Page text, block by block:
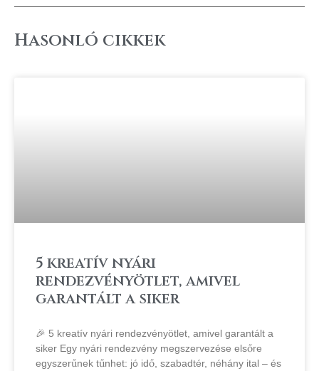
Hasonló cikkek
5 kreatív nyári
rendezvényötlet, amivel
garantált a siker
🎉 5 kreatív nyári rendezvényötlet, amivel garantált a
siker Egy nyári rendezvény megszervezése elsőre
egyszerűnek tűnhet: jó idő, szabadtér, néhány ital – és